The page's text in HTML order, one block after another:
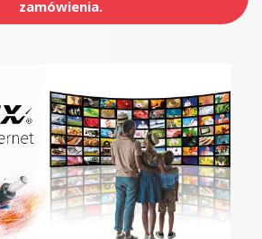
zamówienia.